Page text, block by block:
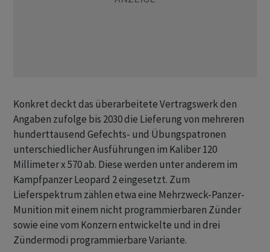
Konkret deckt das überarbeitete Vertragswerk den
Angaben zufolge bis 2030 die Lieferung von mehreren
hunderttausend Gefechts- und Übungspatronen
unterschiedlicher Ausführungen im Kaliber 120
Millimeter x 570 ab. Diese werden unter anderem im
Kampfpanzer Leopard 2 eingesetzt. Zum
Lieferspektrum zählen etwa eine Mehrzweck-Panzer-
Munition mit einem nicht programmierbaren Zünder
sowie eine vom Konzern entwickelte und in drei
Zündermodi programmierbare Variante.